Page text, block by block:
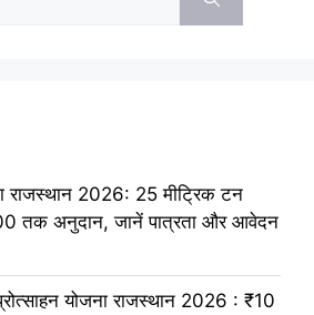
राजस्थान 2026: 25 मीट्रिक टन
तक अनुदान, जानें पात्रता और आवेदन
योजना राजस्थान 2026 : ₹10